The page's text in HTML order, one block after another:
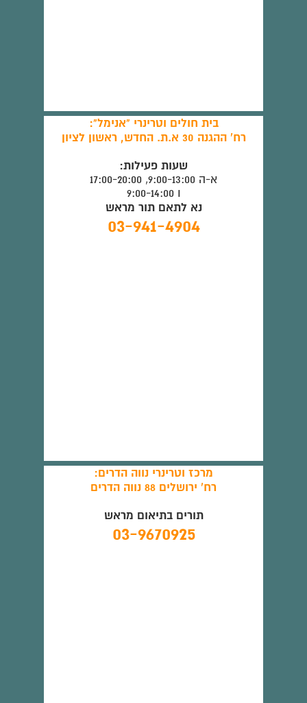
בית חולים וטרינרי "אנימל":
רח' ההגנה 30 א.ת. החדש, ראשון לציון
שעות פעילות:
א-ה 9:00-13:00, 17:00-20:00
ו 9:00-14:00
נא לתאם תור מראש
03-941-4904
מרכז וטרינרי נווה הדרים:
רח' ירושלים 88 נווה הדרים
תורים בתיאום מראש
03-9670925